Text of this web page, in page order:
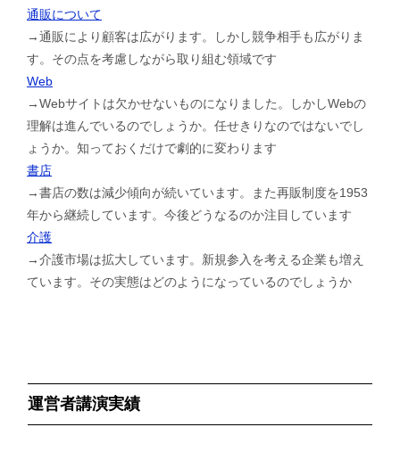
通販について
→通販により顧客は広がります。しかし競争相手も広がりま
す。その点を考慮しながら取り組む領域です
Web
→Webサイトは欠かせないものになりました。しかしWebの
理解は進んでいるのでしょうか。任せきりなのではないでし
ょうか。知っておくだけで劇的に変わります
書店
→書店の数は減少傾向が続いています。また再販制度を1953
年から継続しています。今後どうなるのか注目しています
介護
→介護市場は拡大しています。新規参入を考える企業も増え
ています。その実態はどのようになっているのでしょうか
運営者講演実績